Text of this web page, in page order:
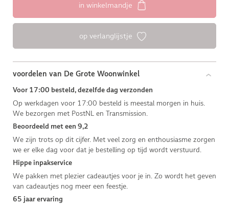
in winkelmandje
op verlanglijstje
voordelen van De Grote Woonwinkel
Voor 17:00 besteld, dezelfde dag verzonden
Op werkdagen voor 17:00 besteld is meestal morgen in huis.
We bezorgen met PostNL en Transmission.
Beoordeeld met een 9,2
We zijn trots op dit cijfer. Met veel zorg en enthousiasme zorgen
we er elke dag voor dat je bestelling op tijd wordt verstuurd.
Hippe inpakservice
We pakken met plezier cadeautjes voor je in. Zo wordt het geven
van cadeautjes nog meer een feestje.
65 jaar ervaring